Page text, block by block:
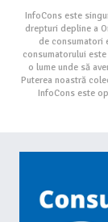
InfoCons este
drepturi depline a
de consumatori
consumatorului
o lume unde să
Puterea noastră
InfoCons este